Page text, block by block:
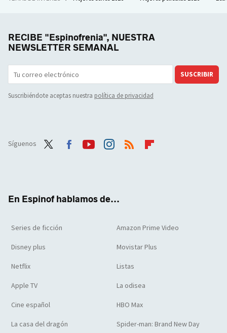
RECIBE "Espinofrenia", NUESTRA
NEWSLETTER SEMANAL
SUSCRIBIR
Suscribiéndote aceptas nuestra política de privacidad
Síguenos
En Espinof hablamos de...
Series de ficción Amazon Prime Video
Disney plus Movistar Plus
Netflix Listas
Apple TV La odisea
Cine español HBO Max
La casa del dragón Spider-man: Brand New Day